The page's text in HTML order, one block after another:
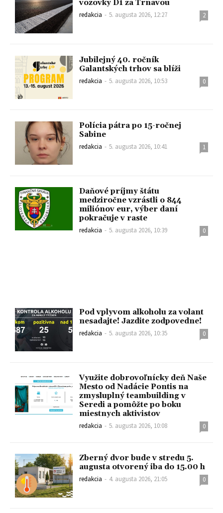
vozovky D1 za Trnavou
redakcia - 5. augusta 2026, 12:27 2
Jubilejný 40. ročník
Galantských trhov sa blíži
redakcia - 5. augusta 2026, 10:53 0
Polícia pátra po 15-ročnej
Sabine
redakcia - 5. augusta 2026, 10:41 1
Daňové príjmy štátu
medziročne vzrástli o 844
miliónov eur, výber daní
pokračuje v raste
redakcia - 5. augusta 2026, 10:39 0
Pod vplyvom alkoholu za volant
nesadajte! Jazdite zodpovedne!
redakcia - 5. augusta 2026, 10:35 0
Využite dobrovoľnícky deň Naše
Mesto od Nadácie Pontis na
zmysluplný teambuilding v
Seredi a pomôžte po boku
miestnych aktivistov
redakcia - 5. augusta 2026, 10:08 0
Zberný dvor bude v stredu 5.
augusta otvorený iba do 15.00 h
redakcia - 4. augusta 2026, 21:05 0